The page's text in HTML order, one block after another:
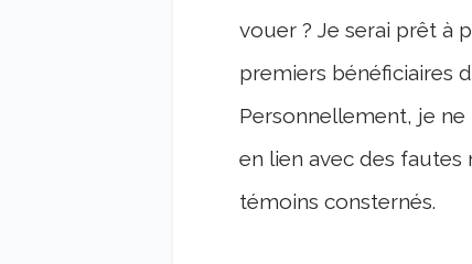
vouer ? Je serai prêt à
premiers bénéficiaires
Personnellement, je
en lien avec des fautes
témoins consternés.